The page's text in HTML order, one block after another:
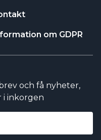
SKA VARA KLART
IN 50 MILJONER
SANDBÄCKENS
om GDPR
och få nyheter,
i inkorgen